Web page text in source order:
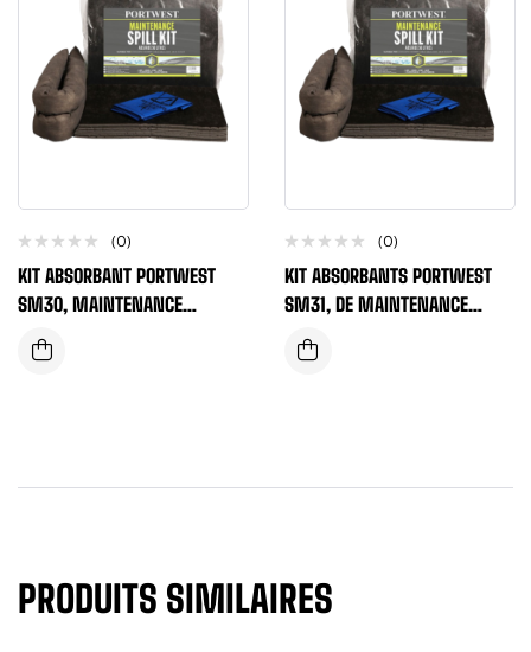
(0)
KIT ABSORBANT PORTWEST
SM30, MAINTENANCE
LITRES, GRIS
(0)
KIT ABSORBANTS PORTWEST
SM31, DE MAINTENANCE
LITRES, GRIS
PRODUITS SIMILAIRES